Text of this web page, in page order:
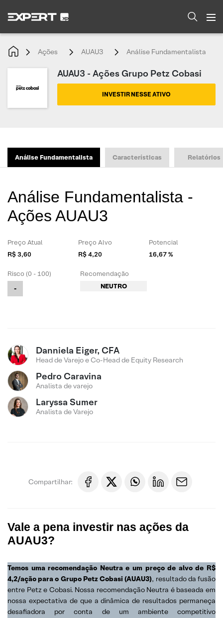
Ações AUAU3 Análise Fundamentalista
AUAU3 - Ações Grupo Petz Cobasi
INVESTIR NESSE ATIVO
Análise Fundamentalista Características Relatórios
Análise Fundamentalista -
Ações AUAU3
Preço Atual
R$ 3,60
Preço Alvo
R$ 4,20
Potencial
16,67 %
Risco (0 - 100)
-
Recomendação
NEUTRO
Danniela Eiger, CFA
Head de Varejo e Co-Head de Equity Research
Pedro Caravina
Analista de varejo
Laryssa Sumer
Analista de Varejo
Compartilhar:
Vale a pena investir nas ações da
AUAU3?
Temos uma recomendação Neutra e um preço de alvo de R$
4,2/ação para o Grupo Petz Cobasi (AUAU3), resultado da fusão
entre Petz e Cobasi. Nossa recomendação Neutra é baseada em
nossa expectativa de que a dinâmica de resultados permaneça
desafiadora por conta de um ambiente competitivo